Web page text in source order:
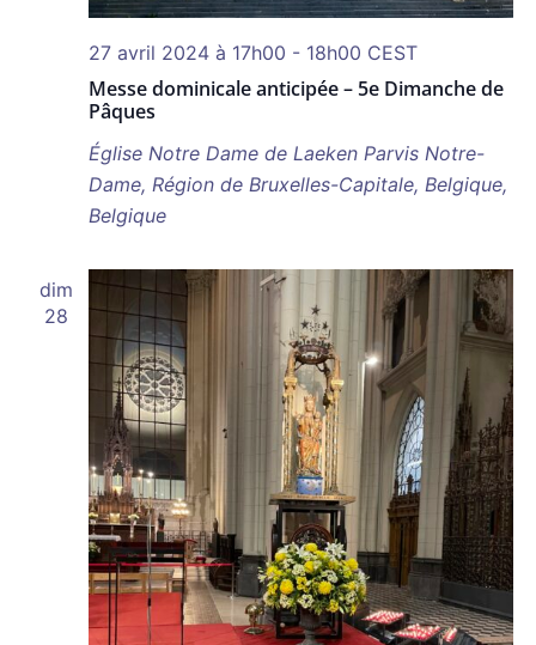
Messe dominicale anticipée – 5e Dimanche de
Pâques
27 avril 2024 à 17h00 - 18h00 CEST
Église Notre Dame de Laeken Parvis Notre-
Dame, Région de Bruxelles-Capitale, Belgique,
Belgique
dim
28